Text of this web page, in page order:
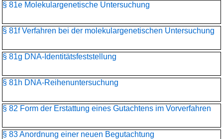
§ 81e Molekulargenetische Untersuchung
§ 81f Verfahren bei der molekulargenetischen Untersuchung
§ 81g DNA-Identitätsfeststellung
§ 81h DNA-Reihenuntersuchung
§ 82 Form der Erstattung eines Gutachtens im Vorverfahren
§ 83 Anordnung einer neuen Begutachtung